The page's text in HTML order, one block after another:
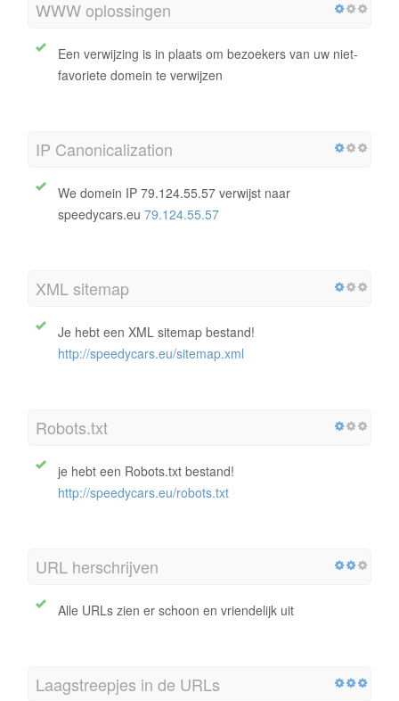
WWW oplossingen
Een verwijzing is in plaats om bezoekers van uw niet-
favoriete domein te verwijzen
IP Canonicalization
We domein IP 79.124.55.57 verwijst naar
speedycars.eu 79.124.55.57
XML sitemap
Je hebt een XML sitemap bestand!
http://speedycars.eu/sitemap.xml
Robots.txt
je hebt een Robots.txt bestand!
http://speedycars.eu/robots.txt
URL herschrijven
Alle URLs zien er schoon en vriendelijk uit
Laagstreepjes in de URLs